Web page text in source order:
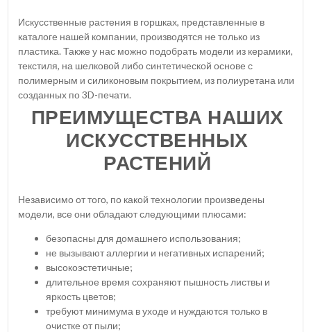
Искусственные растения в горшках, представленные в
каталоге нашей компании, производятся не только из
пластика. Также у нас можно подобрать модели из керамики,
текстиля, на шелковой либо синтетической основе с
полимерным и силиконовым покрытием, из полиуретана или
созданных по 3D-печати.
ПРЕИМУЩЕСТВА НАШИХ
ИСКУССТВЕННЫХ
РАСТЕНИЙ
Независимо от того, по какой технологии произведены
модели, все они обладают следующими плюсами:
безопасны для домашнего использования;
не вызывают аллергии и негативных испарений;
высокоэстетичные;
длительное время сохраняют пышность листвы и
яркость цветов;
требуют минимума в уходе и нуждаются только в
очистке от пыли;